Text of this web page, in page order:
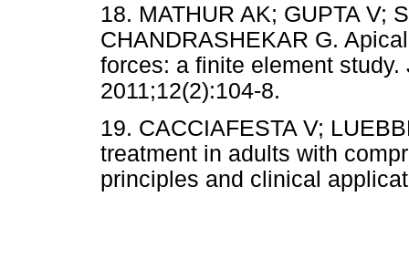
18. MATHUR AK; GUPTA V;
CHANDRASHEKAR G.
forces: a finite element
2011;12(2):104-8.
19. CACCIAFESTA V;
treatment in adults with
principles and clinical